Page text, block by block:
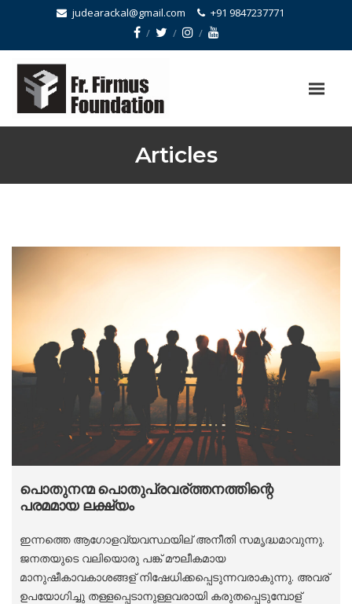
judearackal@gmail.com +91 9847237771
Articles
പൊതുനന്മ പൊതുപ്രവര്ത്തനത്തിന്റെ
പരമമായ ലക്ഷ്യം
ഇന്നത്തെ ആഗോളവ്യവസ്ഥയില് അനീതി സമൃദ്ധമാവുന്നു.
ജനതയുടെ വലിയൊരു പങ്ക് മൗലീകമായ
മാനുഷീകാവകാശങ്ങള് നിഷേധിക്കപ്പെടുന്നവരാകുന്നു. അവര്
ഉപയോഗിച്ചു തള്ളപ്പെടാനുള്ളവരായി കരുതപ്പെടുമ്പോള്